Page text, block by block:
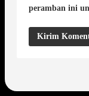
peramban ini